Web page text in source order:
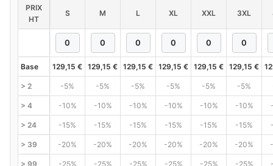
PRIX
HT
S M L XL XXL 3XL
Base 129,15 € 129,15 € 129,15 € 129,15 € 129,15 € 129,15 €
> 2 -5% -5% -5% -5% -5% -5%
> 4 -10% -10% -10% -10% -10% -10%
> 24 -15% -15% -15% -15% -15% -15%
> 39 -20% -20% -20% -20% -20% -20%
> 99 -25% -25% -25% -25% -25% -25%